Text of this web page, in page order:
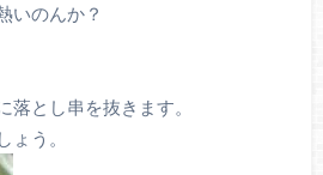
いのんか？
とし串を抜きます。
ょう。